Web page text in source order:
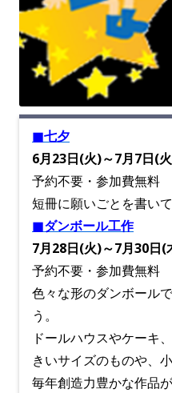
■七夕
6月23日(火)～7月7日(火
予約不要・参加費無料
短冊に願いごとを書い
■ダンボール工作
7月28日(火)～7月30日(
予約不要・参加費無料
色々な形のダンボールで
う。
ドールハウスやケーキ
きいサイズのものや、小
毎年創造力豊かな作品